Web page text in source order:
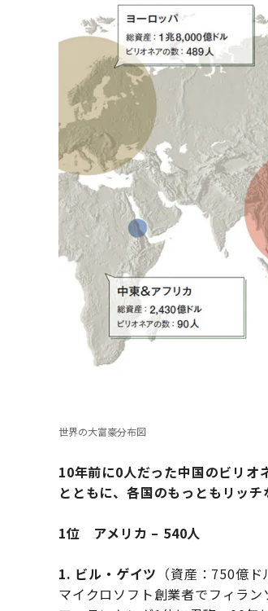
世界の大富豪分布図
10年前に0人だった中国のビリ
とともに、各国のもっともリッ
1位 アメリカ – 540人
1. ビル・ゲイツ （資産：750億ド
マイクロソフト創業者でフィラ